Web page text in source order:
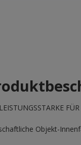
Objekt-